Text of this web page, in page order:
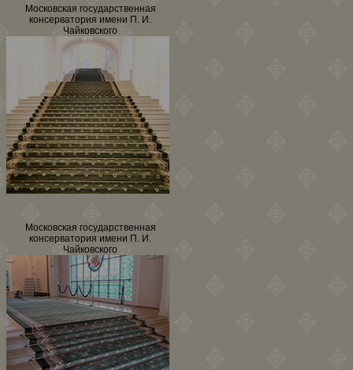
Московская государственная
консерватория имени П. И.
Чайковского
Московская государственная
консерватория имени П. И.
Чайковского